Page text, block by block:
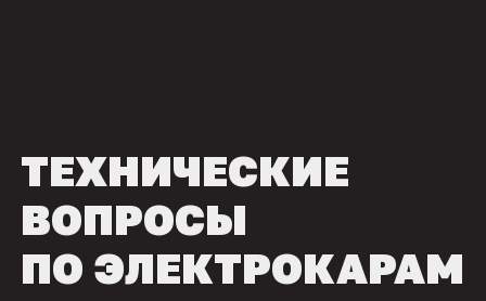
ТЕХНИЧЕСКИЕ
ВОПРОСЫ
ПО ЭЛЕКТРОКАРАМ